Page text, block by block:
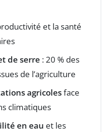
et la santé
de serre : 20 % des
de l’agriculture
agricolesface
climatiques
en eau et les